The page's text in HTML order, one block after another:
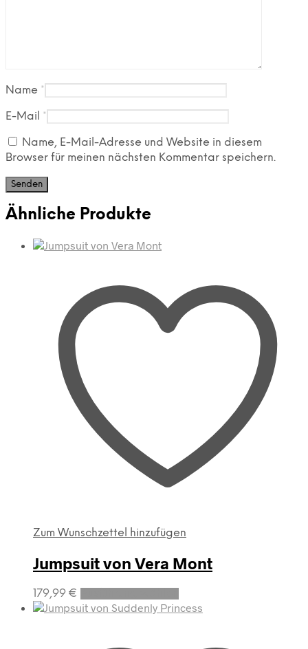
Name *
E-Mail *
Name, E-Mail-Adresse und Website in diesem
Browser für meinen nächsten Kommentar speichern.
Ähnliche Produkte
Zum Wunschzettel hinzufügen
Jumpsuit von Vera Mont
179,99 €
Dieses
Produkt